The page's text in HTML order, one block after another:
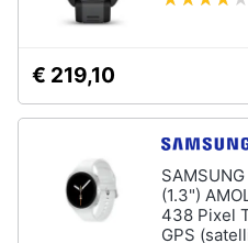
€ 219,10
(1.3")
438 Pixel
GPS